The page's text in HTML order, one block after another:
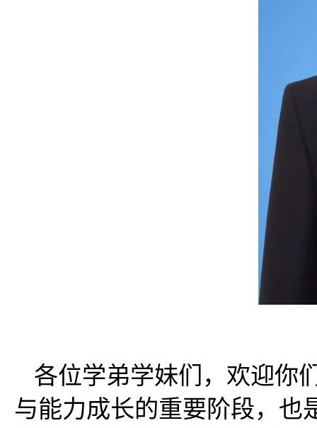
各位学弟学妹们，欢迎你
与能力成长的重要阶段，也